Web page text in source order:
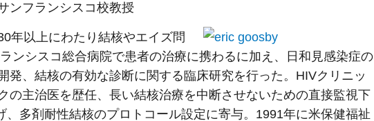
ンフランシスコ校教授
年以上にわたり結核やエイズ問
ンシスコ総合病院で患者の治療に携わるに加え、日和見感染症の
発、結核の有効な診断に関する臨床研究を行った。HIVクリニッ
の主治医を歴任、長い結核治療を中断させないための直接監視下
多剤耐性結核のプロトコール設定に寄与。1991年に米保健福祉